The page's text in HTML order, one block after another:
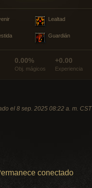
Lealtad
Guardián
0.00%
Obj. mágicos
+0.00
Experiencia
el 8 sep. 2025 08:22 a. m. CST
conectado